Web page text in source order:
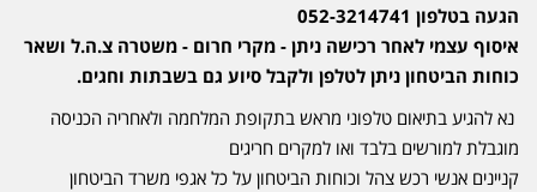
הגעה בטלפון 052-3214741
איסוף עצמי לאחר רכישה ניתן - מקרי חרום - משטרה צ.ה.ל ושאר
כוחות הביטחון ניתן לטלפן ולקבל סיוע גם בשבתות וחגים.
נא להגיע בתיאום טלפוני מראש בתקופת המלחמה ולאחריה הכניסה
מוגבלת למורשים בלבד ואו למקרים חריגים
קניינים אנשי רכש צהל וכוחות הביטחון על כל אגפי משרד הביטחון